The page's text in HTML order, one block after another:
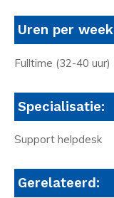
Uren per week
Fulltime (32-40 uur)
Specialisatie:
Support helpdesk
Gerelateerd: